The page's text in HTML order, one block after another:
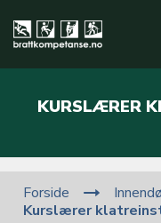
KURSLÆRER
Forside
Kurslærer